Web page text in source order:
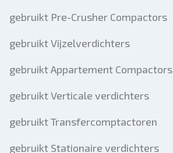
gebruikt Pre-Crusher Compactors
gebruikt Vijzelverdichters
gebruikt Appartement Compactors
gebruikt Verticale verdichters
gebruikt Transfercomptactoren
gebruikt Stationaire verdichters